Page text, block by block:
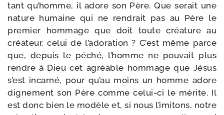
tant qu’homme, il adore son Père. Que serait une
nature humaine qui ne ren­drait pas au Père le
pre­mier hom­mage que doit toute créa­ture au
créa­teur, celui de l’adoration ? C’est même parce
que, depuis le péché, l’homme ne pou­vait plus
rendre à Dieu cet agréable hom­mage que Jésus
s’est incar­né, pour qu’au moins un homme adore
digne­ment son Père comme celui-​ci le mérite. Il
est donc bien le modèle et, si nous l’imitons, notre